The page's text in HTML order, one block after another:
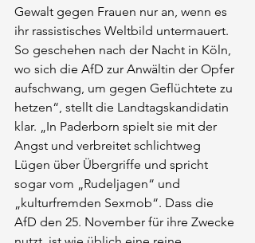
Gewalt gegen Frauen nur an, wenn es
ihr rassistisches Weltbild untermauert.
So geschehen nach der Nacht in Köln,
wo sich die AfD zur Anwältin der Opfer
aufschwang, um gegen Geflüchtete zu
hetzen“, stellt die Landtagskandidatin
klar. „In Paderborn spielt sie mit der
Angst und verbreitet schlichtweg
Lügen über Übergriffe und spricht
sogar vom „Rudeljagen“ und
„kulturfremden Sexmob“. Dass die
AfD den 25. November für ihre Zwecke